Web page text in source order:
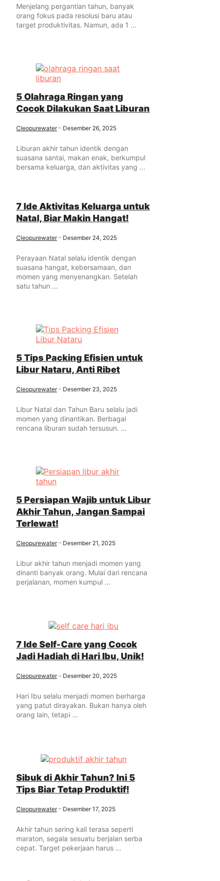
Menjelang pergantian tahun, banyak
orang fokus pada resolusi baru atau
target produktivitas. Namun, ada 1 ...
5 Olahraga Ringan yang
Cocok Dilakukan Saat Liburan
Cleopurewater Desember 26, 2025
Liburan akhir tahun identik dengan
suasana santai, makan enak, berkumpul
bersama keluarga, dan aktivitas yang ...
7 Ide Aktivitas Keluarga untuk
Natal, Biar Makin Hangat!
Cleopurewater Desember 24, 2025
Perayaan Natal selalu identik dengan
suasana hangat, kebersamaan, dan
momen yang menyenangkan. Setelah
satu tahun ...
5 Tips Packing Efisien untuk
Libur Nataru, Anti Ribet
Cleopurewater Desember 23, 2025
Libur Natal dan Tahun Baru selalu jadi
momen yang dinantikan. Berbagai
rencana liburan sudah tersusun. ...
5 Persiapan Wajib untuk Libur
Akhir Tahun, Jangan Sampai
Terlewat!
Cleopurewater Desember 21, 2025
Libur akhir tahun menjadi momen yang
dinanti banyak orang. Mulai dari rencana
perjalanan, momen kumpul ...
7 Ide Self-Care yang Cocok
Jadi Hadiah di Hari Ibu, Unik!
Cleopurewater Desember 20, 2025
Hari Ibu selalu menjadi momen berharga
yang patut dirayakan. Bukan hanya oleh
orang lain, tetapi ...
Sibuk di Akhir Tahun? Ini 5
Tips Biar Tetap Produktif!
Cleopurewater Desember 17, 2025
Akhir tahun sering kali terasa seperti
maraton, segala sesuatu berjalan serba
cepat. Target pekerjaan harus ...